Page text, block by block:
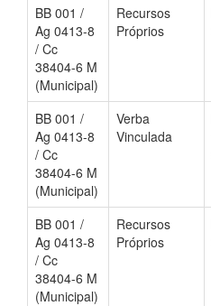
BB 001 /
Ag 0413-8
/ Cc
38404-6 M
(Municipal)
Recursos
Próprios
BB 001 /
Ag 0413-8
/ Cc
38404-6 M
(Municipal)
Verba
Vinculada
BB 001 /
Ag 0413-8
/ Cc
38404-6 M
(Municipal)
Recursos
Próprios